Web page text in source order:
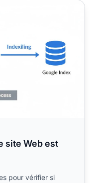
est indexé par Google
site Web est
pour vérifier si